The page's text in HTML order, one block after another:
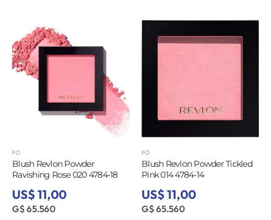
PÓ
Blush Revlon Powder
Ravishing Rose 020 4784-18
US$ 11,00
G$ 65.560
PÓ
Blush Revlon Powder Tickled
Pink 014 4784-14
US$ 11,00
G$ 65.560